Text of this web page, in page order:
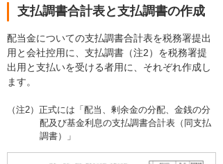
支払調書合計表と支払調書の作成
配当金についての支払調書合計表を税務署提出
用と会社控用に、支払調書（注2）を税務署提
出用と支払いを受ける者用に、それぞれ作成し
ます。
（注2）正式には「配当、剰余金の分配、金銭の分
配及び基金利息の支払調書合計表（同支払
調書）」